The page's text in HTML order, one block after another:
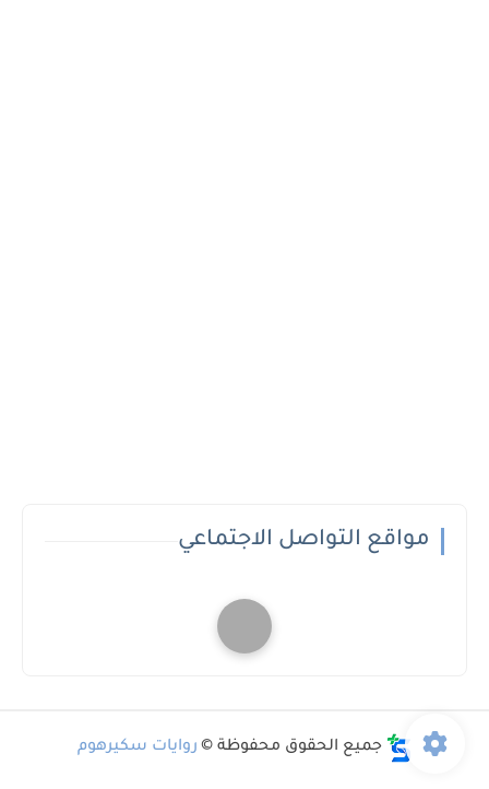
مواقع التواصل الاجتماعي
جميع الحقوق محفوظة © روايات سكيرهوم